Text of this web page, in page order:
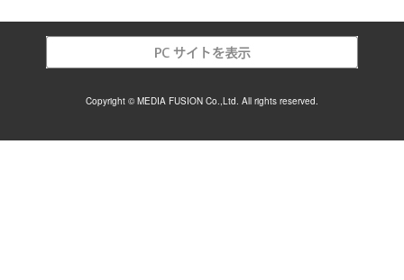
Copyright © MEDIA FUSION Co.,Ltd. All rights reserved.